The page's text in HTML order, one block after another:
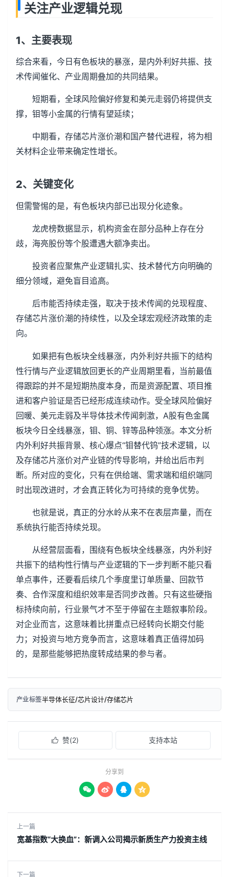
关注产业逻辑兑现
1、主要表现
综合来看，今日有色板块的暴涨，是内外利好共振、技
术传闻催化、产业周期叠加的共同结果。
短期看，全球风险偏好修复和美元走弱仍将提供支
撑，钼等小金属的行情有望延续；
中期看，存储芯片涨价潮和国产替代进程，将为相
关材料企业带来确定性增长。
2、关键变化
但需警惕的是，有色板块内部已出现分化迹象。
龙虎榜数据显示，机构资金在部分品种上存在分
歧，海亮股份等个股遭遇大额净卖出。
投资者应聚焦产业逻辑扎实、技术替代方向明确的
细分领域，避免盲目追高。
后市能否持续走强，取决于技术传闻的兑现程度、
存储芯片涨价潮的持续性，以及全球宏观经济政策的走
向。
如果把有色板块全线暴涨，内外利好共振下的结构
性行情与产业逻辑放回更长的产业周期里看，当前最值
得跟踪的并不是短期热度本身，而是资源配置、项目推
进和客户验证是否已经形成连续动作。受全球风险偏好
回暖、美元走弱及半导体技术传闻刺激，A股有色金属
板块今日全线暴涨，钼、铜、锌等品种领涨。本文分析
内外利好共振背景、核心爆点“钼替代钨”技术逻辑，以
及存储芯片涨价对产业链的传导影响，并给出后市判
断。所对应的变化，只有在供给端、需求端和组织端同
时出现改进时，才会真正转化为可持续的竞争优势。
也就是说，真正的分水岭从来不在表层声量，而在
系统执行能否持续兑现。
从经营层面看，围绕有色板块全线暴涨，内外利好
共振下的结构性行情与产业逻辑的下一步判断不能只看
单点事件，还要看后续几个季度里订单质量、回款节
奏、合作深度和组织效率是否同步改善。只有这些硬指
标持续向前，行业景气才不至于停留在主题叙事阶段。
对企业而言，这意味着比拼重点已经转向长期交付能
力；对投资与地方竞争而言，这意味着真正值得加码
的，是那些能够把热度转成结果的参与者。
产业标签半导体长征/芯片设计/存储芯片
 赞(2) 支持本站
分享到
   
上一篇
宽基指数“大换血”：新调入公司揭示新质生产力投资主线
下一篇